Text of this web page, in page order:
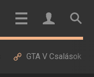
GTA V Csalások